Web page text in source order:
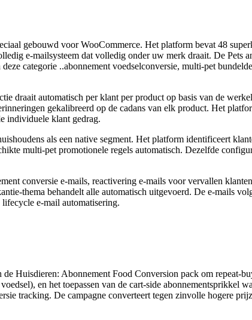
gebouwd voor WooCommerce. Het platform bevat 48
e-mailsysteem dat volledig onder uw merk draait. De Pets
categorie ..abonnement voedselconversie, multi-pet
draait automatisch per klant per product op basis van de
gekalibreerd op de cadans van elk product. Het
individuele klant gedrag.
als een native segment. Het platform identificeert
multi-pet promotionele regels automatisch. Dezelfde
conversie e-mails, reactivering e-mails voor vervallen
thema behandelt alle automatisch uitgevoerd. De e-mails
e-mail automatisering.
Huisdieren: Abonnement Food Conversion pack om repeat-
en het toepassen van de cart-side abonnementsprikkel
tracking. De campagne converteert tegen zinvolle hogere